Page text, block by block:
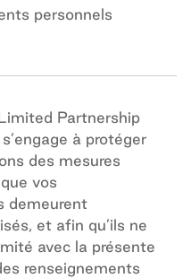
personnels
Partnership
à protéger
des mesures
vos
demeurent
et afin qu’ils ne
avec la présente
renseignements